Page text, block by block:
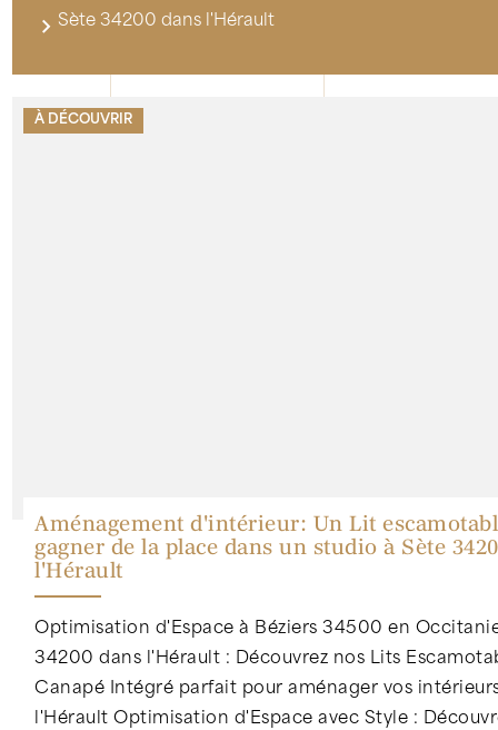
Sète 34200 dans l'Hérault
À DÉCOUVRIR
Aménagement d'intérieur: Un Lit
gagner de la place dans un studio à Sète
l'Hérault
Optimisation d'Espace à Béziers 34500 en
34200 dans l'Hérault : Découvrez nos Lits
Canapé Intégré parfait pour aménager vos
l'Hérault Optimisation d'Espace avec Style :